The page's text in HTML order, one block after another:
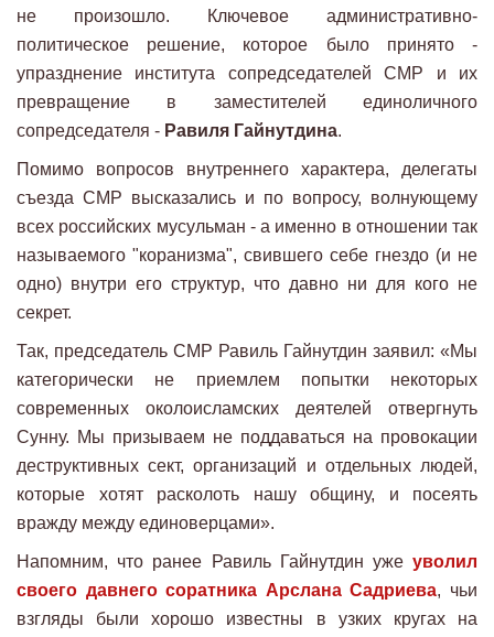
не произошло. Ключевое административно-
политическое решение, которое было принято -
упразднение института сопредседателей СМР и их
превращение в заместителей единоличного
сопредседателя - Равиля Гайнутдина.
Помимо вопросов внутреннего характера, делегаты
съезда СМР высказались и по вопросу, волнующему
всех российских мусульман - а именно в отношении так
называемого "коранизма", свившего себе гнездо (и не
одно) внутри его структур, что давно ни для кого не
секрет.
Так, председатель СМР Равиль Гайнутдин заявил: «Мы
категорически не приемлем попытки некоторых
современных околоисламских деятелей отвергнуть
Сунну. Мы призываем не поддаваться на провокации
деструктивных сект, организаций и отдельных людей,
которые хотят расколоть нашу общину, и посеять
вражду между единоверцами».
Напомним, что ранее Равиль Гайнутдин уже уволил
своего давнего соратника Арслана Садриева, чьи
взгляды были хорошо известны в узких кругах на